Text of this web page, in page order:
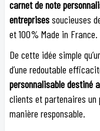
carnet de note
entreprisessoucieuses
et 100% Made in France.
De cette idée simple
d’une redoutable
personnalisable destiné
clients et partenaires un
manière responsable.